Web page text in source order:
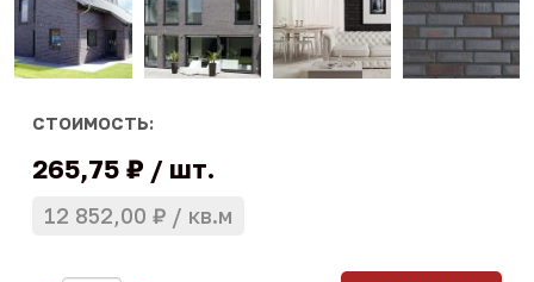
СТОИМОСТЬ:
265,75 ₽ шт.
12 852,00 ₽ кв.м